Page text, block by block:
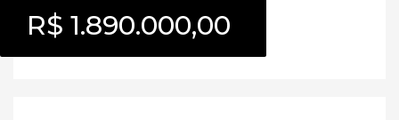
R$ 1.890.000,00